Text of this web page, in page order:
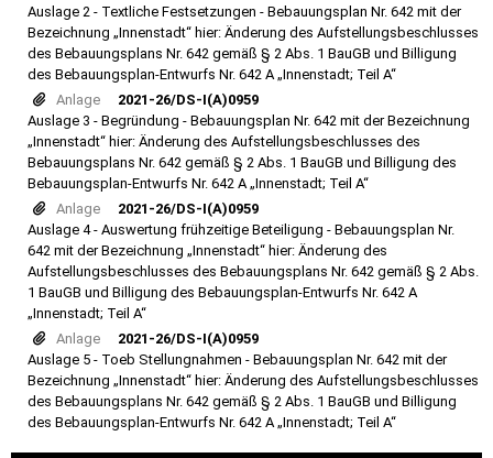
Auslage 2 - Textliche Festsetzungen - Bebauungsplan Nr. 642 mit der
Bezeichnung „Innenstadt“ hier: Änderung des Aufstellungsbeschlusses
des Bebauungsplans Nr. 642 gemäß § 2 Abs. 1 BauGB und Billigung
des Bebauungsplan-Entwurfs Nr. 642 A „Innenstadt; Teil A“
Anlage
2021-26/DS-I(A)0959
Auslage 3 - Begründung - Bebauungsplan Nr. 642 mit der Bezeichnung
„Innenstadt“ hier: Änderung des Aufstellungsbeschlusses des
Bebauungsplans Nr. 642 gemäß § 2 Abs. 1 BauGB und Billigung des
Bebauungsplan-Entwurfs Nr. 642 A „Innenstadt; Teil A“
Anlage
2021-26/DS-I(A)0959
Auslage 4 - Auswertung frühzeitige Beteiligung - Bebauungsplan Nr.
642 mit der Bezeichnung „Innenstadt“ hier: Änderung des
Aufstellungsbeschlusses des Bebauungsplans Nr. 642 gemäß § 2 Abs.
1 BauGB und Billigung des Bebauungsplan-Entwurfs Nr. 642 A
„Innenstadt; Teil A“
Anlage
2021-26/DS-I(A)0959
Auslage 5 - Toeb Stellungnahmen - Bebauungsplan Nr. 642 mit der
Bezeichnung „Innenstadt“ hier: Änderung des Aufstellungsbeschlusses
des Bebauungsplans Nr. 642 gemäß § 2 Abs. 1 BauGB und Billigung
des Bebauungsplan-Entwurfs Nr. 642 A „Innenstadt; Teil A“